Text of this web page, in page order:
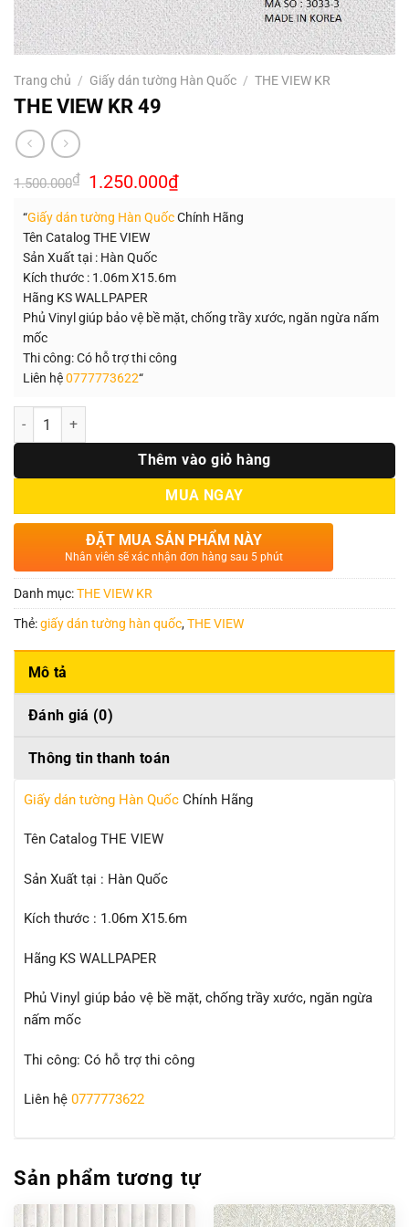
Trang chủ / Giấy dán tường Hàn Quốc / THE VIEW KR
THE VIEW KR 49
1.500.000₫ Giá
gốc
1.500.000₫.
1.250.000₫Giá
hiện
là:
“Giấy dán tường Hàn QuốcChính Hãng
Tên Catalog THE VIEW
Sản Xuất tại : Hàn Quốc
Kích thước : 1.06m X15.6m
Hãng KS WALLPAPER
Phủ Vinyl giúp bảo vệ bề mặt, chống trầy xước, ngăn ngừa nấm
mốc
Thi công: Có hỗ trợ thi công
Liên hệ0777773622“
Số lượng
Thêm vào giỏ hàng
MUA NGAY
ĐẶT MUA SẢN PHẨM NÀY
Nhân viên sẽ xác nhận đơn hàng sau 5 phút
Danh mục:THE VIEW KR
Thẻ:giấy dán tường hàn quốc,THE VIEW
Mô tả
Đánh giá (0)
Thông tin thanh toán
Giấy dán tường Hàn Quốc Chính Hãng
Tên Catalog THE VIEW
Sản Xuất tại : Hàn Quốc
Kích thước : 1.06m X15.6m
Hãng KS WALLPAPER
Phủ Vinyl giúp bảo vệ bề mặt, chống trầy xước, ngăn ngừa
nấm mốc
Thi công: Có hỗ trợ thi công
Liên hệ 0777773622
Sản phẩm tương tự